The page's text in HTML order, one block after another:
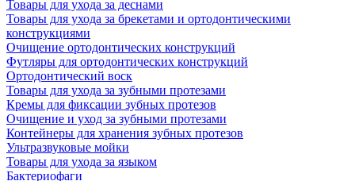
Товары для ухода за деснами
Товары для ухода за брекетами и ортодонтическими
конструкциями
Очищение ортодонтических конструкций
Футляры для ортодонтических конструкций
Ортодонтический воск
Товары для ухода за зубными протезами
Кремы для фиксации зубных протезов
Очищение и уход за зубными протезами
Контейнеры для хранения зубных протезов
Ультразвуковые мойки
Товары для ухода за языком
Бактериофаги